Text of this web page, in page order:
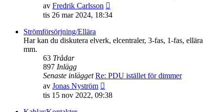
av Fredrik Carlsson
till
inlägget
tis 26 mar 2024, 18:34
Strömförsörjning/Ellära
Har kan du diskutera elverk, elcentraler, 3-fas, 1-fas, ellära
mm.
63 Trådar
897 Inlägg
Senaste inlägget Re: PDU istället för dimmer
av Jonas Nyström
till
tis 15 nov 2022, 09:38